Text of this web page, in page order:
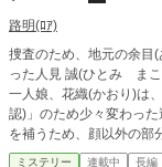
路明(ﾛｱ)
捜査のため、地元の余目
った人見 誠(ひとみ ま
一人娘、花織(かおり)は
認)」のため少々変わっ
を補うため、顔以外の部
ていた。 整形、変装、何
ミステリー 連載中 長編